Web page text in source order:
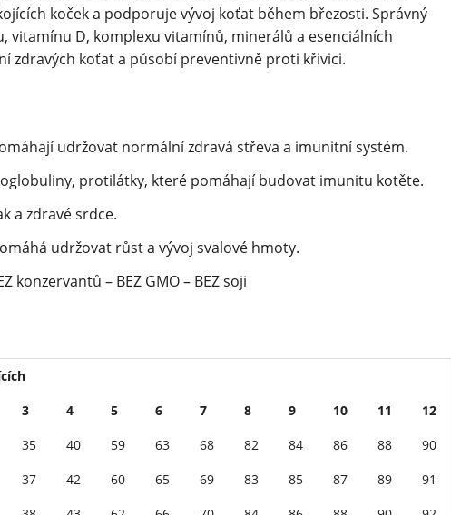
koček a podporuje vývoj koťat během březosti. Správný
vitamínu D, komplexu vitamínů, minerálů a esenciálních
zdravých koťat a působí preventivně proti křivici.
pomáhají udržovat normální zdravá střeva a imunitní systém.
protilátky, které pomáhají budovat imunitu kotěte.
a zdravé srdce.
udržovat růst a vývoj svalové hmoty.
konzervantů – BEZ GMO – BEZ soji
3 4 5 6 7 8 9 10 11
12
35 40 59 63 68 82 84 86 88
90
37 42 60 65 69 83 85 87 89
91